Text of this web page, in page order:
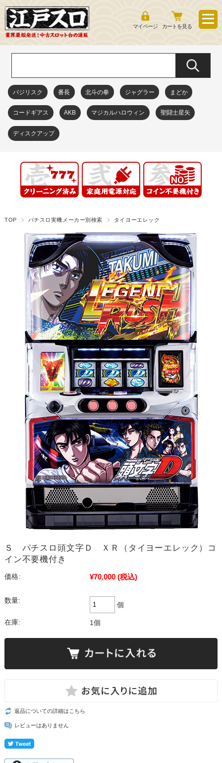
マイページ カートを見る
バジリスク 番長 北斗の拳 ジャグラー まどか
コードギアス AKB マジカルハロウィン 聖闘士星矢
ディスクアップ
TOP パチスロ実機メーカー別検索 タイヨーエレック
Ｓ パチスロ頭文字Ｄ ＸＲ（タイヨーエレック）コ
イン不要機付き
価格: ¥70,000 (税込)
数量:
個
在庫: 1個
返品についての詳細はこちら
レビューはありません